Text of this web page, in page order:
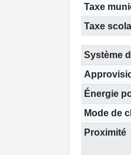
Taxe
Taxe
Système
Énergie
Mode de
Proximité